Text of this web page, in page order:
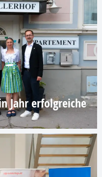
Jahr erfolgreiche